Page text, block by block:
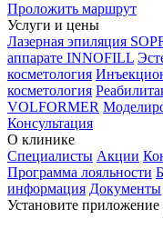
Проложить маршрут
Услуги и цены
Лазерная эпиляция
аппарате INNOFILL
косметология
косметология
VOLFORMER
Консультация
О клинике
Специалисты Акции
Программа лояльности
информация Документы
Установите приложение